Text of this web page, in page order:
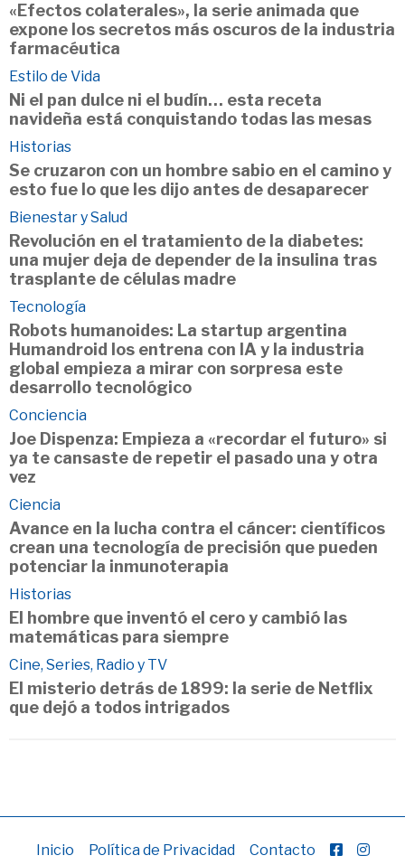
«Efectos colaterales», la serie animada que
expone los secretos más oscuros de la industria
farmacéutica
Estilo de Vida
Ni el pan dulce ni el budín… esta receta
navideña está conquistando todas las mesas
Historias
Se cruzaron con un hombre sabio en el camino y
esto fue lo que les dijo antes de desaparecer
Bienestar y Salud
Revolución en el tratamiento de la diabetes:
una mujer deja de depender de la insulina tras
trasplante de células madre
Tecnología
Robots humanoides: La startup argentina
Humandroid los entrena con IA y la industria
global empieza a mirar con sorpresa este
desarrollo tecnológico
Conciencia
Joe Dispenza: Empieza a «recordar el futuro» si
ya te cansaste de repetir el pasado una y otra
vez
Ciencia
Avance en la lucha contra el cáncer: científicos
crean una tecnología de precisión que pueden
potenciar la inmunoterapia
Historias
El hombre que inventó el cero y cambió las
matemáticas para siempre
Cine, Series, Radio y TV
El misterio detrás de 1899: la serie de Netflix
que dejó a todos intrigados
Inicio Política de Privacidad Contacto